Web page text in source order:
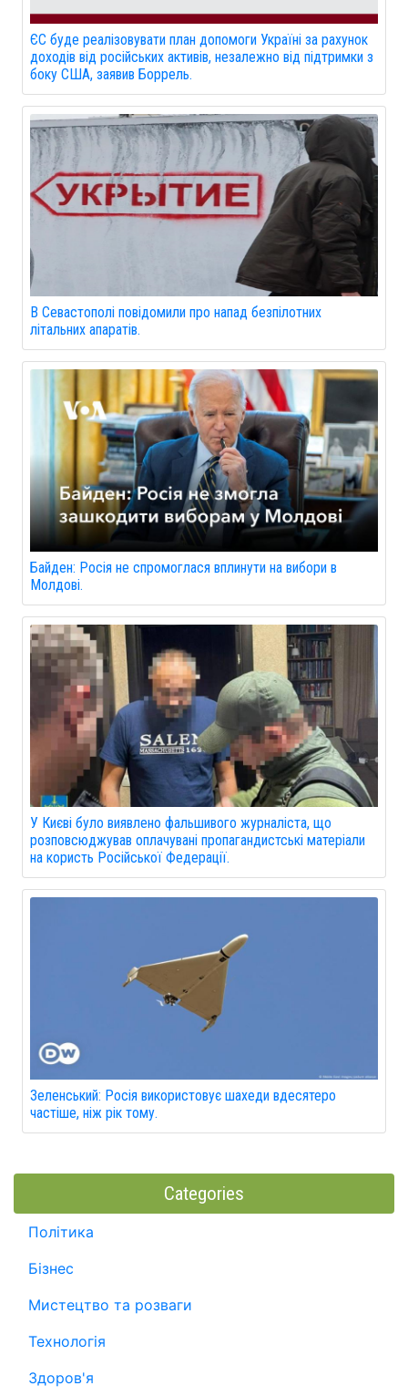
ЄС буде реалізовувати план допомоги Україні за рахунок
доходів від російських активів, незалежно від підтримки з
боку США, заявив Боррель.
В Севастополі повідомили про напад безпілотних
літальних апаратів.
Байден: Росія не спромоглася вплинути на вибори в
Молдові.
У Києві було виявлено фальшивого журналіста, що
розповсюджував оплачувані пропагандистські матеріали
на користь Російської Федерації.
Зеленський: Росія використовує шахеди вдесятеро
частіше, ніж рік тому.
Categories
Політика
Бізнес
Мистецтво та розваги
Технологія
Здоров'я